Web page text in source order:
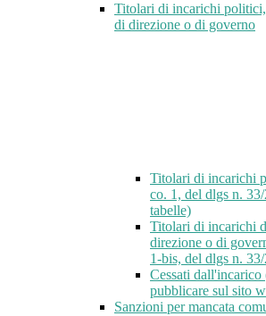
Titolari di incarichi
di direzione o di governo
Titolari di incarichi
co. 1, del dlgs n.
tabelle)
Titolari di incarichi
direzione o di
1-bis, del dlgs n.
Cessati dall'incarico
pubblicare sul sito
Sanzioni per mancata